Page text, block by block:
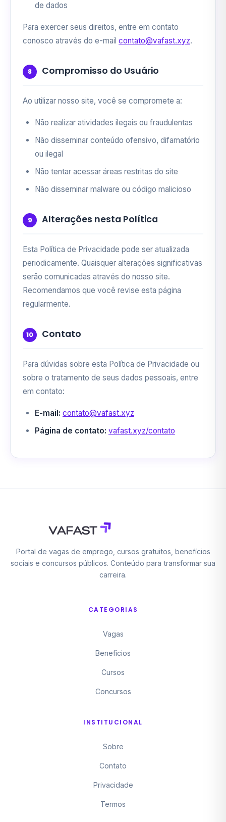
de dados
Para exercer seus direitos, entre em contato
conosco através do e-mail contato@vafast.xyz.
8 Compromisso do Usuário
Ao utilizar nosso site, você se compromete a:
Não realizar atividades ilegais ou fraudulentas
Não disseminar conteúdo ofensivo, difamatório
ou ilegal
Não tentar acessar áreas restritas do site
Não disseminar malware ou código malicioso
9 Alterações nesta Política
Esta Política de Privacidade pode ser atualizada
periodicamente. Quaisquer alterações significativas
serão comunicadas através do nosso site.
Recomendamos que você revise esta página
regularmente.
10 Contato
Para dúvidas sobre esta Política de Privacidade ou
sobre o tratamento de seus dados pessoais, entre
em contato:
E-mail: contato@vafast.xyz
Página de contato: vafast.xyz/contato
Portal de vagas de emprego, cursos gratuitos, benefícios
sociais e concursos públicos. Conteúdo para transformar sua
carreira.
CATEGORIAS
Vagas
Benefícios
Cursos
Concursos
INSTITUCIONAL
Sobre
Contato
Privacidade
Termos